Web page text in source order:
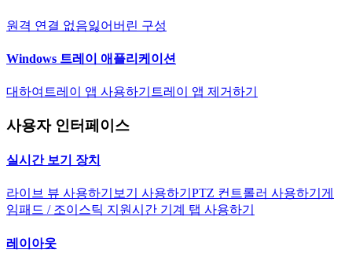
원격 연결 없음잃어버린 구성
Windows 트레이 애플리케이션
대하여 트레이 앱 사용하기 트레이 앱 제거하기
사용자 인터페이스
실시간 보기 장치
라이브 뷰 사용하기 보기 사용하기 PTZ 컨트롤러 사용하기 게
임패드 / 조이스틱 지원시간 기계 탭 사용하기
레이아웃